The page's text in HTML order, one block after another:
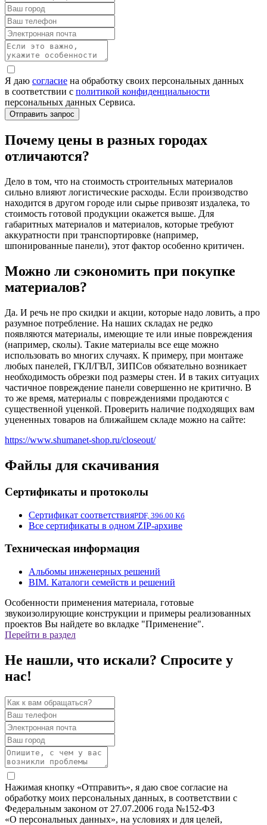
Я даю согласие на обработку своих персональных данных
в соответствии с политикой конфиденциальности
персональных данных Сервиса.
Почему цены в разных городах
отличаются?
Дело в том, что на стоимость строительных материалов
сильно влияют логистические расходы. Если производство
находится в другом городе или сырье привозят издалека, то
стоимость готовой продукции окажется выше. Для
габаритных материалов и материалов, которые требуют
аккуратности при транспортировке (например,
шпонированные панели), этот фактор особенно критичен.
Можно ли сэкономить при покупке
материалов?
Да. И речь не про скидки и акции, которые надо ловить, а про
разумное потребление. На наших складах не редко
появляются материалы, имеющие те или иные повреждения
(например, сколы). Такие материалы все еще можно
использовать во многих случаях. К примеру, при монтаже
любых панелей, ГКЛ/ГВЛ, ЗИПСов обязательно возникает
необходимость обрезки под размеры стен. И в таких ситуацих
частичное повреждение панели совершенно не критично. В
то же время, материалы с повреждениями продаются с
существенной уценкой. Проверить наличие подходящих вам
уцененных товаров на ближайшем складе можно на сайте:
https://www.shumanet-shop.ru/closeout/
Файлы для скачивания
Сертификаты и протоколы
Сертификат соответствияPDF, 396.00 Кб
Все сертификаты в одном ZIP-архиве
Техническая информация
Альбомы инженерных решений
BIM. Каталоги семейств и решений
Особенности применения материала, готовые
звукоизолирующие конструкции и примеры реализованных
проектов Вы найдете во вкладке "Применение".
Перейти в раздел
Не нашли, что искали? Спросите у
нас!
Нажимая кнопку «Отправить», я даю свое согласие на
обработку моих персональных данных, в соответствии с
Федеральным законом от 27.07.2006 года №152-ФЗ
«О персональных данных», на условиях и для целей,